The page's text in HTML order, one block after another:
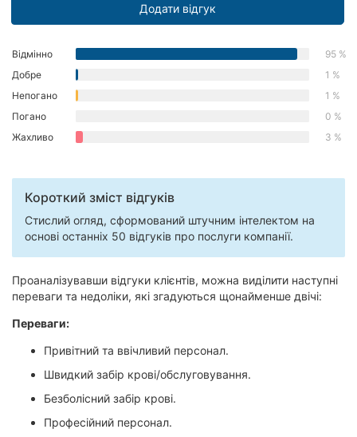
Кривий
Миколаїв
Полтава
Чернігів
Черкаси
Суми
Франківськ
Ужгород
Додати відгук
Відмінно
95 %
Добре
1 %
Непогано
1 %
Погано
0 %
Жахливо
3 %
Короткий зміст відгуків
Стислий огляд, сформований штучним інтелектом на
основі останніх 50 відгуків про послуги компанії.
Проаналізувавши відгуки клієнтів, можна виділити наступні
переваги та недоліки, які згадуються щонайменше двічі:
Переваги:
Привітний та ввічливий персонал.
Швидкий забір крові/обслуговування.
Безболісний забір крові.
Професійний персонал.